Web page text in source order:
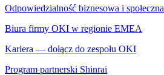
Odpowiedzialność biznesowa i społeczna
Biura firmy OKI w regionie EMEA
Kariera — dołącz do zespołu OKI
Program partnerski Shinrai